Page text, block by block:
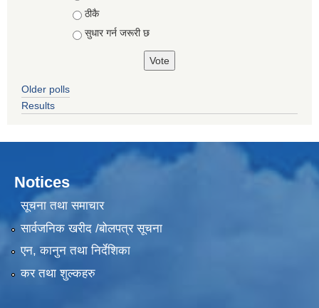
ठीकै
सुधार गर्न जरूरी छ
Older polls
Results
Notices
सूचना तथा समाचार
सार्वजनिक खरीद /बोलपत्र सूचना
एन, कानुन तथा निर्देशिका
कर तथा शुल्कहरु